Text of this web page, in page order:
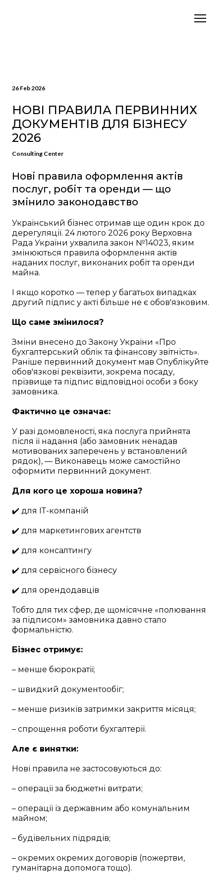
26 Feb 2026
НОВІ ПРАВИЛА ПЕРВИННИХ
ДОКУМЕНТІВ ДЛЯ БІЗНЕСУ
2026
Consulting Center
Нові правила оформлення актів
послуг, робіт та оренди — що
змінило законодавство
Український бізнес отримав ще один крок до
дерегуляції. 24 лютого 2026 року Верховна
Рада України ухвалила закон №14023, яким
змінюються правила оформлення актів
наданих послуг, виконаних робіт та оренди
майна.
І якщо коротко — тепер у багатьох випадках
другий підпис у акті більше не є обов'язковим.
Що саме змінилося?
Зміни внесено до Закону України «Про
бухгалтерський облік та фінансову звітність».
Раніше первинний документ мав Опублікуйте
обов'язкові реквізити, зокрема посаду,
прізвище та підпис відповідної особи з боку
замовника.
Фактично це означає:
У разі домовленості, яка послуга прийнята
після її надання (або замовник ненадав
мотивованих заперечень у встановлений
рядок), — Виконавець може самостійно
оформити первинний документ.
Для кого це хороша новина?
✔️ для ІТ-компаній
✔️ для маркетингових агентств
✔️ для консалтингу
✔️ для сервісного бізнесу
✔️ для орендодавців
Тобто для тих сфер, де щомісячне «полювання
за підписом» замовника давно стало
формальністю.
Бізнес отримує:
– менше бюрократії;
– швидкий документообіг;
– менше ризиків затримки закриття місяця;
– спрощення роботи бухгалтерії.
Але є винятки:
Нові правила не застосовуються до:
– операції за бюджетні витрати;
– операції із державним або комунальним
майном;
– будівельних підрядів;
– окремих окремих договорів (пожертви,
гуманітарна допомога тощо).